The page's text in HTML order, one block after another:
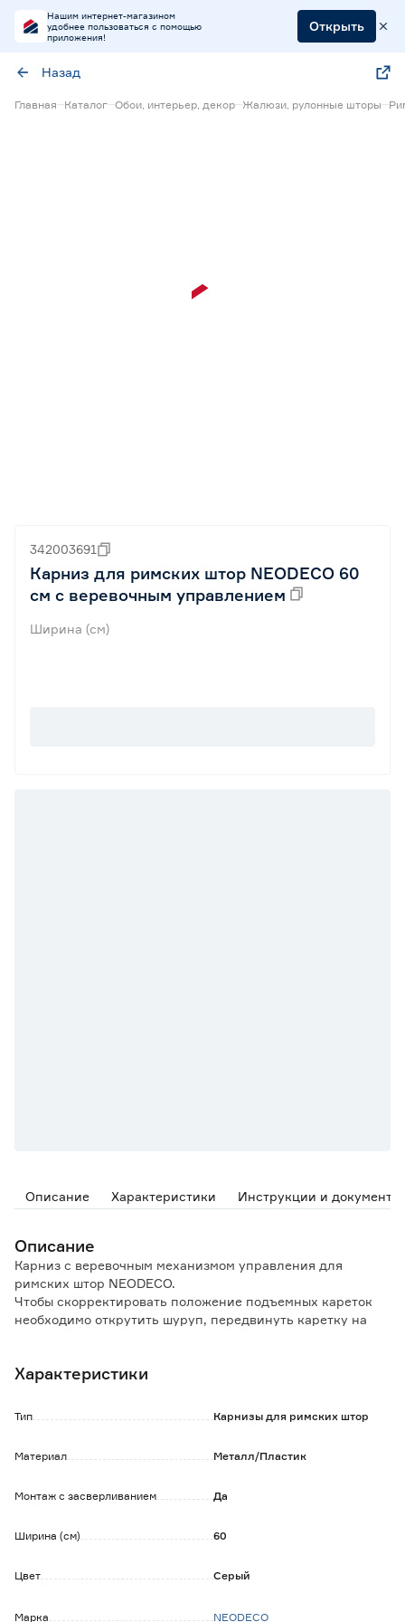
Нашим интернет-магазином
удобнее пользоваться с помощью
приложения!
Открыть
Назад
Главная Каталог Обои, интерьер, декор Жалюзи, рулонные шторы
342003691
Карниз для римских штор NEODECO 60
см с веревочным управлением
Ширина (см)
Описание Характеристики Инструкции и документы
Описание
Карниз с веревочным механизмом управления для
римских штор NEODECO.
Чтобы скорректировать положение подъемных кареток
необходимо открутить шуруп, передвинуть каретку на
Монтаж:
- к оконной раме - с засверливанием.
- профиль с лентой-липучкой;
- фиксатор шнура и шнур;
- заглушка;
- планки-корды для полотна;
Характеристики
Тип Карнизы для римских штор
Материал Металл/Пластик
Монтаж с засверливанием Да
Ширина (см) 60
Цвет Серый
Марка NEODECO